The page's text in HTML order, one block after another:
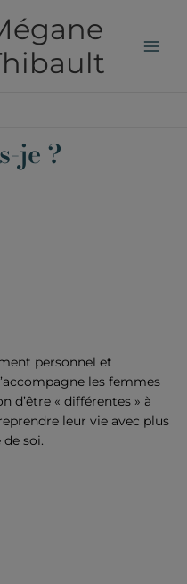
je ?
personnel et
les femmes
d’être « différentes » à
leur vie avec plus
soi.